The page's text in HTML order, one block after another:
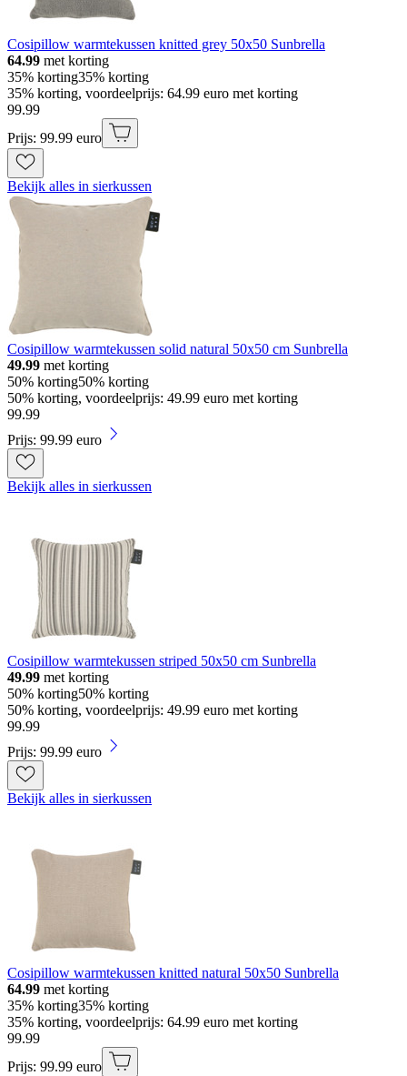
Cosipillow warmtekussen knitted grey 50x50 Sunbrella
64.99 met korting
35% korting35% korting
35% korting, voordeelprijs: 64.99 euro met korting
99.99
Prijs: 99.99 euro
Bekijk alles in sierkussen
Cosipillow warmtekussen solid natural 50x50 cm Sunbrella
49.99 met korting
50% korting50% korting
50% korting, voordeelprijs: 49.99 euro met korting
99.99
Prijs: 99.99 euro
Bekijk alles in sierkussen
Cosipillow warmtekussen striped 50x50 cm Sunbrella
49.99 met korting
50% korting50% korting
50% korting, voordeelprijs: 49.99 euro met korting
99.99
Prijs: 99.99 euro
Bekijk alles in sierkussen
Cosipillow warmtekussen knitted natural 50x50 Sunbrella
64.99 met korting
35% korting35% korting
35% korting, voordeelprijs: 64.99 euro met korting
99.99
Prijs: 99.99 euro